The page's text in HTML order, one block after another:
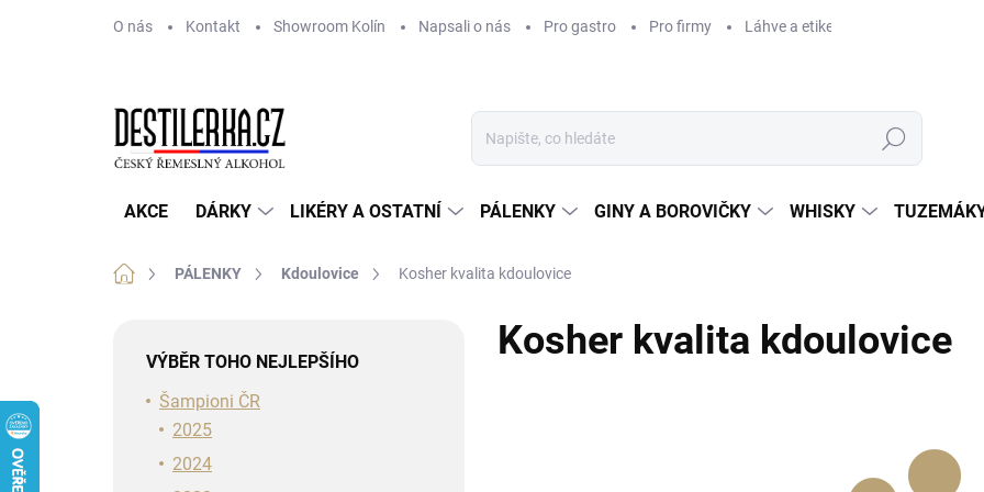
O nás Kontakt Showroom Kolín Napsali o nás Pro gastro Pro firmy Láhve a etikety na míru
Hledat
AKCE DÁRKY LIKÉRY A OSTATNÍ PÁLENKY GINY A BOROVIČKY WHISKY
Domů PÁLENKY Kdoulovice Kosher kvalita kdoulovice
VÝBĚR TOHO NEJLEPŠÍHO
Šampioni ČR
2025
2024
Kosher kvalita kdoulovice